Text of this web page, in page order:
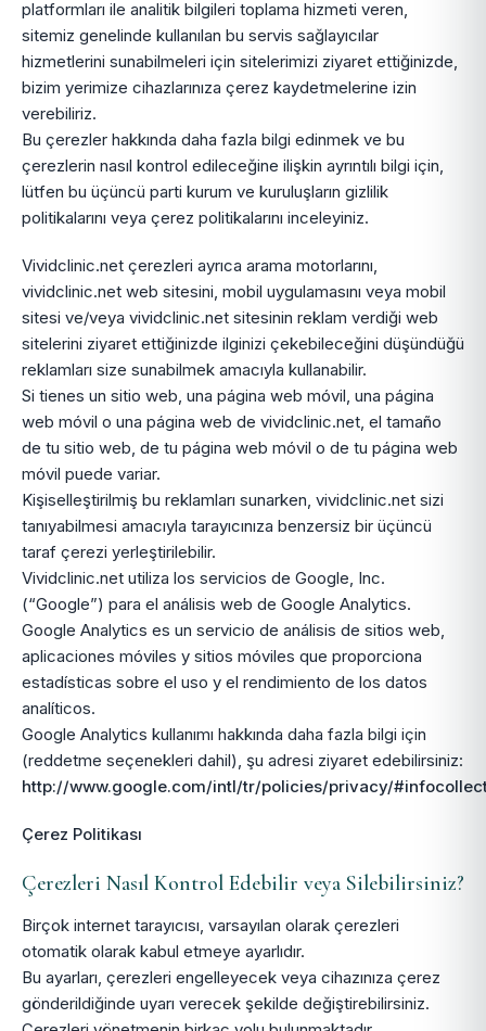
platformları ile analitik bilgileri toplama hizmeti veren,
sitemiz genelinde kullanılan bu servis sağlayıcılar
hizmetlerini sunabilmeleri için sitelerimizi ziyaret ettiğinizde,
bizim yerimize cihazlarınıza çerez kaydetmelerine izin
verebiliriz.
Bu çerezler hakkında daha fazla bilgi edinmek ve bu
çerezlerin nasıl kontrol edileceğine ilişkin ayrıntılı bilgi için,
lütfen bu üçüncü parti kurum ve kuruluşların gizlilik
politikalarını veya çerez politikalarını inceleyiniz.
Vividclinic.net çerezleri ayrıca arama motorlarını,
vividclinic.net web sitesini, mobil uygulamasını veya mobil
sitesi ve/veya vividclinic.net sitesinin reklam verdiği web
sitelerini ziyaret ettiğinizde ilginizi çekebileceğini düşündüğü
reklamları size sunabilmek amacıyla kullanabilir.
Si tienes un sitio web, una página web móvil, una página
web móvil o una página web de vividclinic.net, el tamaño
de tu sitio web, de tu página web móvil o de tu página web
móvil puede variar.
Kişiselleştirilmiş bu reklamları sunarken, vividclinic.net sizi
tanıyabilmesi amacıyla tarayıcınıza benzersiz bir üçüncü
taraf çerezi yerleştirilebilir.
Vividclinic.net utiliza los servicios de Google, Inc.
(“Google”) para el análisis web de Google Analytics.
Google Analytics es un servicio de análisis de sitios web,
aplicaciones móviles y sitios móviles que proporciona
estadísticas sobre el uso y el rendimiento de los datos
analíticos.
Google Analytics kullanımı hakkında daha fazla bilgi için
(reddetme seçenekleri dahil), şu adresi ziyaret edebilirsiniz:
http://www.google.com/intl/tr/policies/privacy/
Çerez Politikası
Çerezleri Nasıl Kontrol Edebilir veya Silebilirsiniz?
Birçok internet tarayıcısı, varsayılan olarak çerezleri
otomatik olarak kabul etmeye ayarlıdır.
Bu ayarları, çerezleri engelleyecek veya cihazınıza çerez
gönderildiğinde uyarı verecek şekilde değiştirebilirsiniz.